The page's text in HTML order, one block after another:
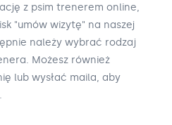
z psim trenerem online,
"umów wizytę" na naszej
należy wybrać rodzaj
Możesz również
lub wysłać maila, aby